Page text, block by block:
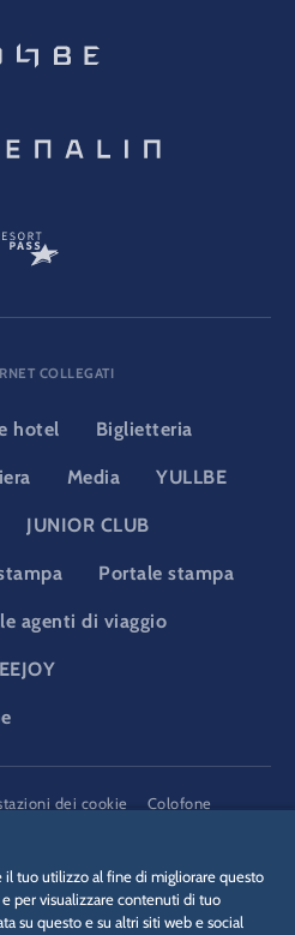
COLLEGATI
hotel Biglietteria
Media YULLBE
JUNIOR CLUB
Portale stampa
agenti di viaggio
DSGVOdei cookie
Colofone
tuo utilizzo al fine di migliorare questo
per visualizzare contenuti di tuo
su questo e su altri siti web e social